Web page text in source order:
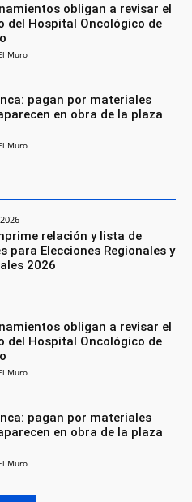
obligan a revisar el
del Hospital Oncológico de
Muro
pagan por materiales
en obra de la plaza
Muro
relación y lista de
para Elecciones Regionales y
2026
obligan a revisar el
del Hospital Oncológico de
Muro
pagan por materiales
en obra de la plaza
Muro